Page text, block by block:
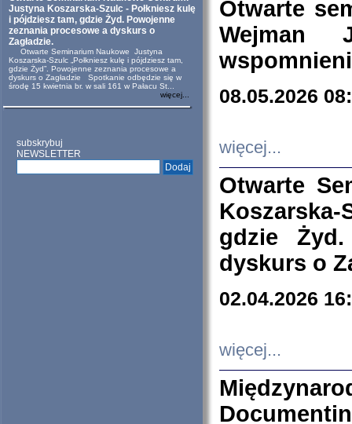
Justyna Koszarska-Szulc - Połkniesz kulę
i pójdziesz tam, gdzie Żyd. Powojenne
zeznania procesowe a dyskurs o
Zagładzie.
Otwarte Seminarium Naukowe Justyna
Koszarska-Szulc „Połkniesz kulę i pójdziesz tam,
gdzie Żyd”. Powojenne zeznania procesowe a
dyskurs o Zagładzie Spotkanie odbędzie się w
środę 15 kwietnia br. w sali 161 w Pałacu St...
więcej...
subskrybuj
NEWSLETTER
Otwarte
Wejman
08.05.2026
więcej...
Otwarte
Koszarska-
gdzie
dyskurs o
02.04.2026
więcej...